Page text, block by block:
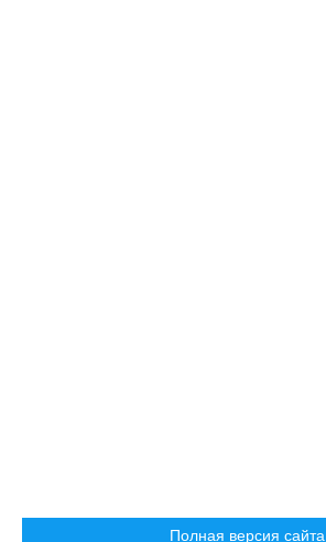
Полная версия сайта